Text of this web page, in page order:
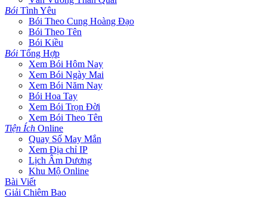
Bói Tình Yêu
Bói Theo Cung Hoàng Đạo
Bói Theo Tên
Bói Kiều
Bói Tổng Hợp
Xem Bói Hôm Nay
Xem Bói Ngày Mai
Xem Bói Năm Nay
Bói Hoa Tay
Xem Bói Trọn Đời
Xem Bói Theo Tên
Tiện Ích Online
Quay Số May Mắn
Xem Địa chỉ IP
Lịch Âm Dương
Khu Mộ Online
Bài Viết
Giải Chiêm Bao